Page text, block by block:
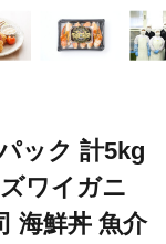
ック 計5kg
ワイガニ
海鮮丼 魚介